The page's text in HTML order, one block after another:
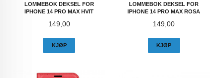
LOMMEBOK DEKSEL FOR
IPHONE 14 PRO MAX HVIT
Pris
149,00
KJØP
LOMMEBOK DEKSEL FOR
IPHONE 14 PRO MAX ROSA
Pris
149,00
KJØP